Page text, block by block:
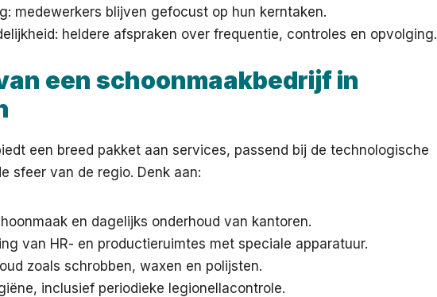
medewerkers blijven gefocust op hun kerntaken.
heldere afspraken over frequentie, controles en opvolging.
een schoonmaakbedrijf in
een breed pakket aan services, passend bij de technologische
sfeer van de regio. Denk aan:
en dagelijks onderhoud van kantoren.
van HR- en productieruimtes met speciale apparatuur.
zoals schrobben, waxen en polijsten.
inclusief periodieke legionellacontrole.